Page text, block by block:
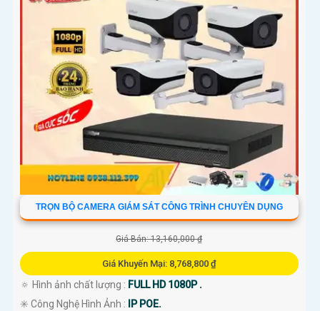
TRỌN BỘ CAMERA GIÁM SÁT CÔNG TRÌNH CHUYÊN DỤNG
Giá Bán: 13,160,000 ₫
Giá Khuyến Mại: 8,768,800 ₫
🔅 Hình ảnh chất lượng : FULL HD 1080P .
✳️ Công Nghệ Hình Ảnh :
IP POE.